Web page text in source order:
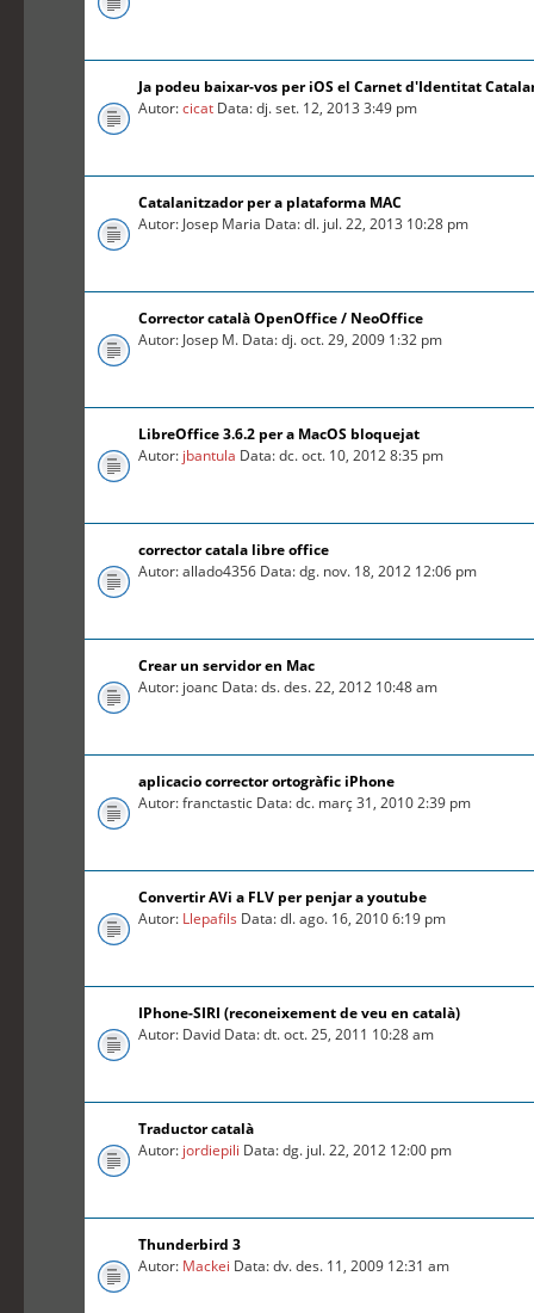
Ja podeu baixar-vos per iOS el Carnet d'Identitat
Autor:cicat Data: dj. set. 12, 2013 3:49 pm
Catalanitzador per a plataforma MAC
Autor: Josep Maria Data: dl. jul. 22, 2013 10:28 pm
Corrector català OpenOffice / NeoOffice
Autor: Josep M. Data: dj. oct. 29, 2009 1:32 pm
LibreOffice 3.6.2 per a MacOS bloquejat
Autor: jbantula Data: dc. oct. 10, 2012 8:35 pm
corrector catala libre office
Autor: allado4356 Data: dg. nov. 18, 2012 12:06 pm
Crear un servidor en Mac
Autor: joanc Data: ds. des. 22, 2012 10:48 am
aplicacio corrector ortogràfic iPhone
Autor: franctastic Data: dc. març 31, 2010 2:39 pm
Convertir AVi a FLV per penjar a youtube
Autor: Llepafils Data: dl. ago. 16, 2010 6:19 pm
IPhone-SIRI (reconeixement de veu en català)
Autor: David Data: dt. oct. 25, 2011 10:28 am
Traductor català
Autor: jordiepili Data: dg. jul. 22, 2012 12:00 pm
Thunderbird 3
Autor: Mackei Data: dv. des. 11, 2009 12:31 am